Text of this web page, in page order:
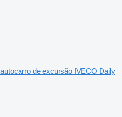
autocarro de excursão IVECO Daily